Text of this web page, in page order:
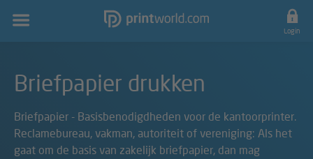
Hoofdnavigatie
Login
Briefpapier drukken
Briefpapier - Basisbenodigdheden voor de kantoorprinter.
Reclamebureau, vakman, autoriteit of vereniging: Als het
gaat om de basis van zakelijk briefpapier, dan mag